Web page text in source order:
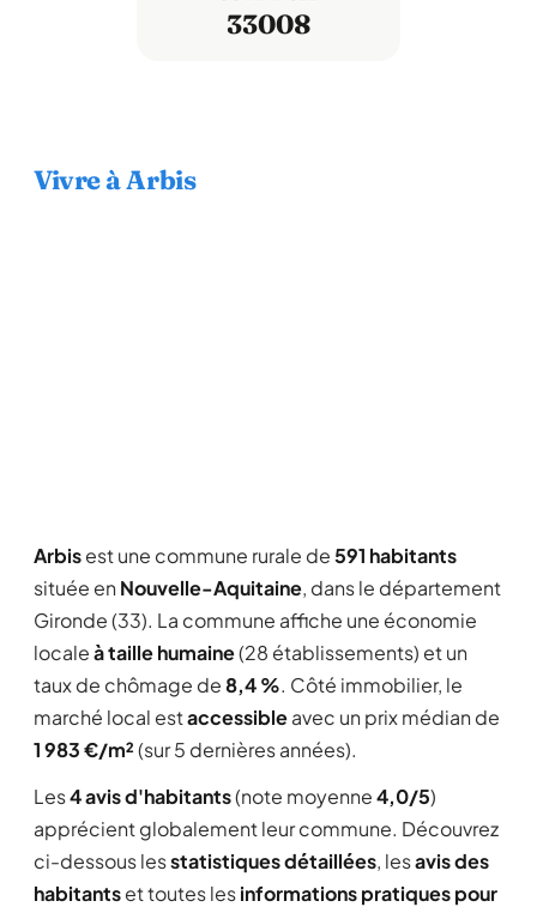
33008
Vivre à Arbis
Arbisest une commune rurale de591 habitants
située en Nouvelle-Aquitaine, dans le département
Gironde (33). La commune affiche une économie
localeà taille humaine(28 établissements) et un
taux de chômage de8,4 %. Côté immobilier, le
marché local estaccessibleavec un prix médian de
1 983 €/m²(sur 5 dernières années).
Les4 avis d'habitants(note moyenne4,0/5)
apprécient globalement leur commune. Découvrez
ci-dessous lesstatistiques détaillées, lesavis des
habitantset toutes lesinformations pratiques pour